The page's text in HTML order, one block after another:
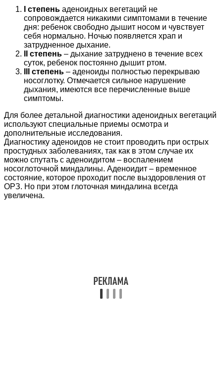
I степень аденоидных вегетаций не
сопровождается никакими симптомами в течение
дня: ребенок свободно дышит носом и чувствует
себя нормально. Ночью появляется храп и
затрудненное дыхание.
II степень – дыхание затруднено в течение всех
суток, ребенок постоянно дышит ртом.
III степень – аденоиды полностью перекрываю
носоглотку. Отмечается сильное нарушение
дыхания, имеются все перечисленные выше
симптомы.
Для более детальной диагностики аденоидных вегетаций
используют специальные приемы осмотра и
дополнительные исследования.
Диагностику аденоидов не стоит проводить при острых
простудных заболеваниях, так как в этом случае их
можно спутать с аденоидитом – воспалением
носоглоточной миндалины. Аденоидит – временное
состояние, которое проходит после выздоровления от
ОРЗ. Но при этом глоточная миндалина всегда
увеличена.